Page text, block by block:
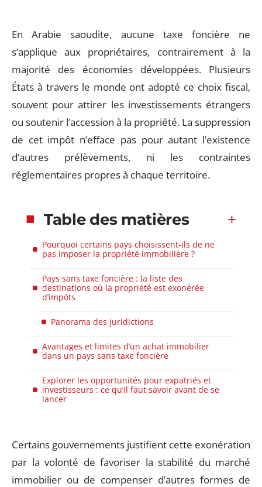
En Arabie saoudite, aucune taxe foncière ne
s’applique aux propriétaires, contrairement à la
majorité des économies développées. Plusieurs
États à travers le monde ont adopté ce choix fiscal,
souvent pour attirer les investissements étrangers
ou soutenir l’accession à la propriété. La suppression
de cet impôt n’efface pas pour autant l’existence
d’autres prélèvements, ni les contraintes
réglementaires propres à chaque territoire.
Table des matières
Pourquoi certains pays choisissent-ils de ne
pas imposer la propriété immobilière ?
Pays sans taxe foncière : la liste des
destinations où la propriété est exonérée
d’impôts
Panorama des juridictions
Avantages et limites d’un achat immobilier
dans un pays sans taxe foncière
Explorer les opportunités pour expatriés et
investisseurs : ce qu’il faut savoir avant de se
lancer
Certains gouvernements justifient cette exonération
par la volonté de favoriser la stabilité du marché
immobilier ou de compenser d’autres formes de